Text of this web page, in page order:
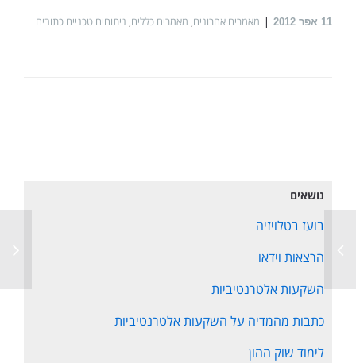
11 אפר 2012 מאמרים אחרונים, מאמרים כללים, ניתוחים טכניים כתובים
נושאים
בועז בטלויזיה
הרצאות וידאו
השקעות אלטרנטיביות
כתבות מהמדיה על השקעות אלטרנטיביות
לימוד שוק ההון